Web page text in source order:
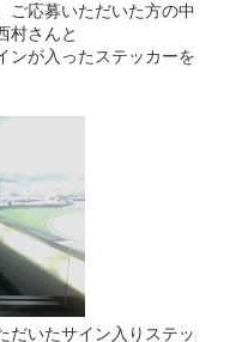
ご応募いただいた方の中
村さんと
ンが入ったステッカーを
だいたサイン入りステッ